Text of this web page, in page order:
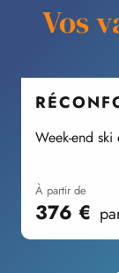
Vos
Week-end
à partir de
376 €